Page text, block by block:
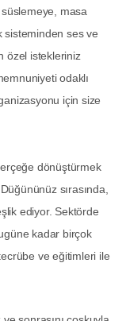
masa
sisteminden ses ve
özel istekleriniz
odaklı
için size
dönüştürmek
sırasında,
ediyor. Sektörde
kadar birçok
ve eğitimleri ile